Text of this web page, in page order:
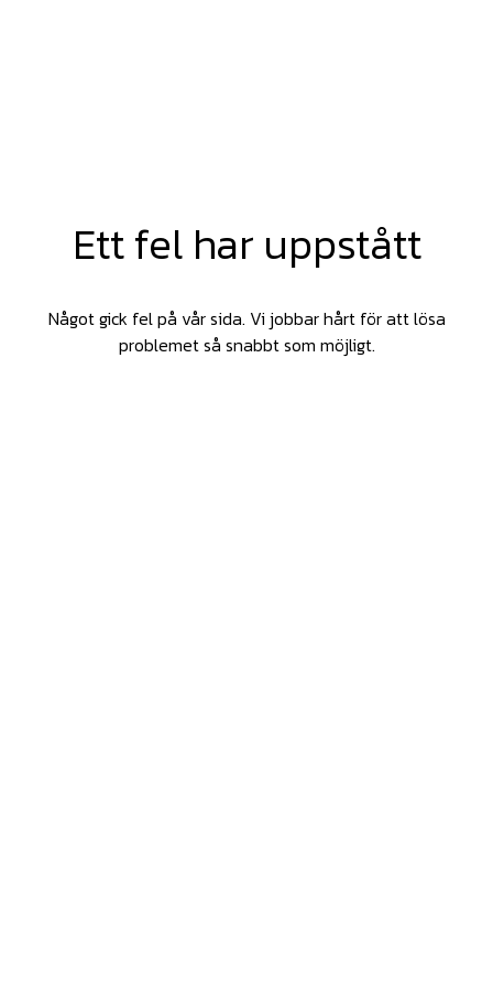
Ett fel har uppstått
Något gick fel på vår sida. Vi jobbar hårt för att lösa
problemet så snabbt som möjligt.